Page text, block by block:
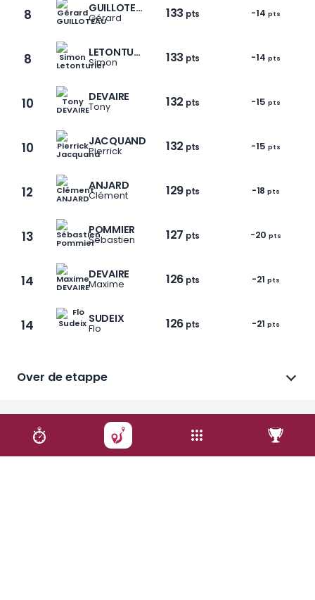
8 GUILLOTEAU
Gérard 133 pts -14 pts
8 LETONTURIER
Simon 133 pts -14 pts
10 DEVAIRE
Tony 132 pts -15 pts
10 JACQUAND
Pierrick 132 pts -15 pts
12 ANJARD
Clément 129 pts -18 pts
13 POMMIER
Sébastien 127 pts -20 pts
14 DEVAIRE
Maxime 126 pts -21 pts
14 SUDEIX
Flo 126 pts -21 pts
Over de etappe